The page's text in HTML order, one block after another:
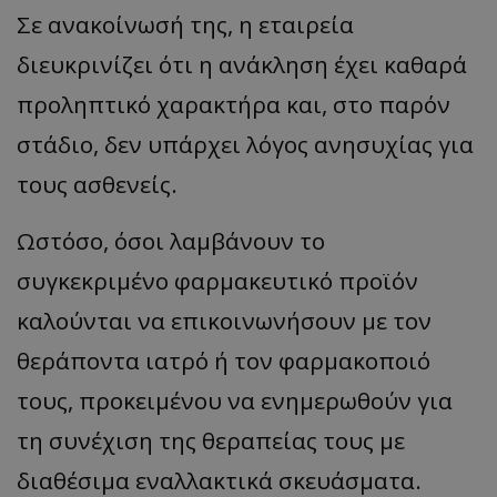
Σε ανακοίνωσή της, η εταιρεία
διευκρινίζει ότι η ανάκληση έχει καθαρά
προληπτικό χαρακτήρα και, στο παρόν
στάδιο, δεν υπάρχει λόγος ανησυχίας για
τους ασθενείς.
Ωστόσο, όσοι λαμβάνουν το
συγκεκριμένο φαρμακευτικό προϊόν
καλούνται να επικοινωνήσουν με τον
θεράποντα ιατρό ή τον φαρμακοποιό
τους, προκειμένου να ενημερωθούν για
τη συνέχιση της θεραπείας τους με
διαθέσιμα εναλλακτικά σκευάσματα.